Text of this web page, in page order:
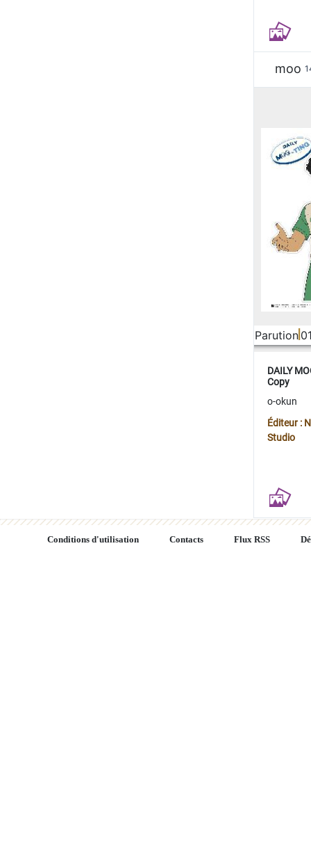
moo
Parution
DAILY
Copy
o-okun
Éditeur :
Studio
Conditions d'utilisation Contacts Flux RSS